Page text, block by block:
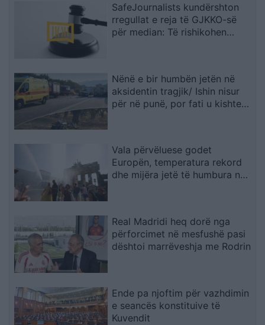
SafeJournalists kundërshton
rregullat e reja të GJKKO-së
për median: Të rishikohen
Nënë e bir humbën jetën në
aksidentin tragjik/ Ishin nisur
për në punë, por fati u kishte
Vala përvëluese godet
Europën, temperatura rekord
dhe mijëra jetë të humbura nga
Real Madridi heq dorë nga
përforcimet në mesfushë pasi
dështoi marrëveshja me Rodrin
Ende pa njoftim për vazhdimin
e seancës konstituive të
Kuvendit